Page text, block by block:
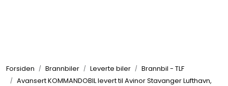
Forsiden Brannbiler Leverte biler
Brannbil - TLF
Avansert KOMMANDOBIL levert til Avinor Stavanger Lufthavn,
Produkter